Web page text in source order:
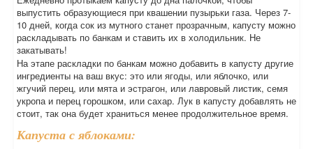
выпустить образующиеся при квашении пузырьки газа. Через 7-
10 дней, когда сок из мутного станет прозрачным, капусту можно
раскладывать по банкам и ставить их в холодильник. Не
закатывать!
На этапе раскладки по банкам можно добавить в капусту другие
ингредиенты на ваш вкус: это или ягоды, или яблочко, или
жгучий перец, или мята и эстрагон, или лавровый листик, семя
укропа и перец горошком, или сахар. Лук в капусту добавлять не
стоит, так она будет храниться менее продолжительное время.
Капуста с яблоками: